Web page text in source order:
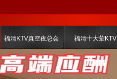
福清KTV真空夜总会 福清十大荤KTV